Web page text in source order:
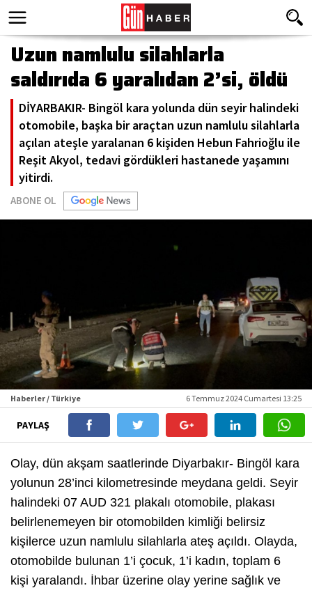
Uzun namlulu silahlarla
saldırıda 6 yaralıdan 2’si, öldü
DİYARBAKIR- Bingöl kara yolunda dün seyir halindeki
otomobile, başka bir araçtan uzun namlulu silahlarla
açılan ateşle yaralanan 6 kişiden Hebun Fahrioğlu ile
Reşit Akyol, tedavi gördükleri hastanede yaşamını
yitirdi.
ABONE OL
Haberler / Türkiye 6 Temmuz 2024 Cumartesi 13:25
PAYLAŞ
Olay, dün akşam saatlerinde Diyarbakır- Bingöl kara
yolunun 28’inci kilometresinde meydana geldi. Seyir
halindeki 07 AUD 321 plakalı otomobile, plakası
belirlenemeyen bir otomobilden kimliği belirsiz
kişilerce uzun namlulu silahlarla ateş açıldı. Olayda,
otomobilde bulunan 1’i çocuk, 1’i kadın, toplam 6
kişi yaralandı. İhbar üzerine olay yerine sağlık ve